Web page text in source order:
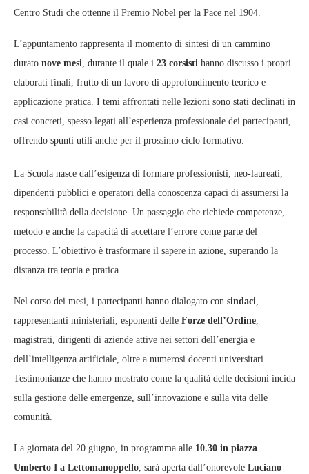
Centro Studi che ottenne il Premio Nobel per la Pace nel 1904.
L’appuntamento rappresenta il momento di sintesi di un cammino
durato nove mesi, durante il quale i 23 corsisti hanno discusso i propri
elaborati finali, frutto di un lavoro di approfondimento teorico e
applicazione pratica. I temi affrontati nelle lezioni sono stati declinati in
casi concreti, spesso legati all’esperienza professionale dei partecipanti,
offrendo spunti utili anche per il prossimo ciclo formativo.
La Scuola nasce dall’esigenza di formare professionisti, neo‑laureati,
dipendenti pubblici e operatori della conoscenza capaci di assumersi la
responsabilità della decisione. Un passaggio che richiede competenze,
metodo e anche la capacità di accettare l’errore come parte del
processo. L’obiettivo è trasformare il sapere in azione, superando la
distanza tra teoria e pratica.
Nel corso dei mesi, i partecipanti hanno dialogato con sindaci,
rappresentanti ministeriali, esponenti delle Forze dell’Ordine,
magistrati, dirigenti di aziende attive nei settori dell’energia e
dell’intelligenza artificiale, oltre a numerosi docenti universitari.
Testimonianze che hanno mostrato come la qualità delle decisioni incida
sulla gestione delle emergenze, sull’innovazione e sulla vita delle
comunità.
La giornata del 20 giugno, in programma alle 10.30 in piazza
Umberto I a Lettomanoppello, sarà aperta dall’onorevole Luciano